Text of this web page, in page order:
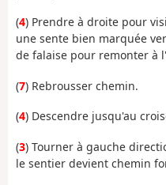
(4) Prendre à droite pour
une sente bien marquée
de falaise pour remonter à
(7) Rebrousser chemin.
(4) Descendre jusqu'au
(3) Tourner à gauche
le sentier devient chemin